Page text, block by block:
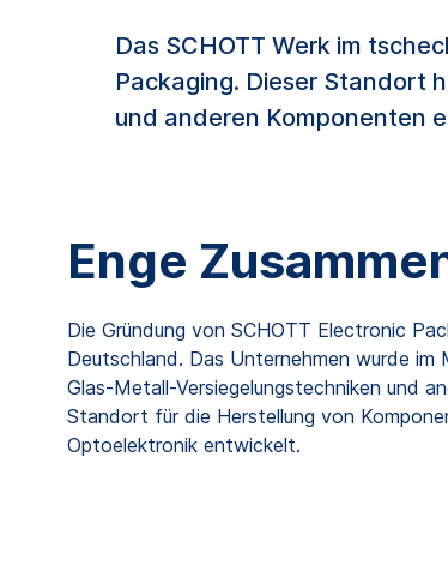
Das SCHOTT Werk im
Packaging. Dieser Standort
und anderen Komponenten
Enge
Die Gründung von SCHOTT Electronic
Deutschland. Das Unternehmen wurde
Glas-Metall-Versiegelungstechniken und
Standort für die Herstellung von
Optoelektronik entwickelt.